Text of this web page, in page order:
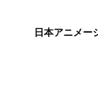
日本アニメー